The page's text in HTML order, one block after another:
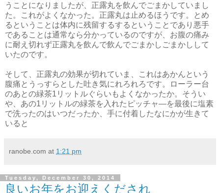
うことになりましたが、正露丸を飲んでごまかしていまし
た。これがよくなかった。正露丸は止めるほうです。とめ
るということは体内に残留するするということであり悪手
であることは通常なら分かっているのですが、お腹の痛み
に耐え切れず正露丸を飲んで飲んでごまかしごまかしして
いたのです。
そして、正露丸の効果が切れていま、これはあかんという
腹痛とうっすらとした吐き気にれろれろです。ローラー台
のあとの緑茶1リットルぐらいもよくなかったか。そうい
や、あの1リットルの緑茶を入れたピッチャ―を最後に塩素
で洗ったのはいつだったか、手に付着したなにかが生きて
いると
ranobe.com at 1:21 pm
Tuesday, December 30, 2014
良いお年をお迎えくだされ